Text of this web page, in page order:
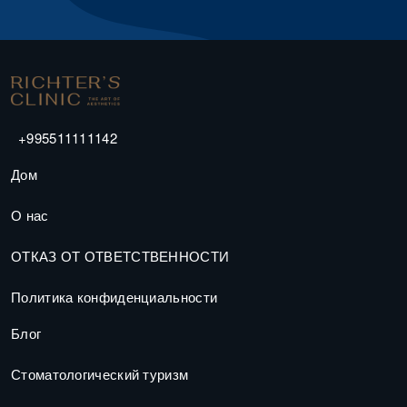
+995511111142
Дом
О нас
ОТКАЗ ОТ ОТВЕТСТВЕННОСТИ
Политика конфиденциальности
Блог
Стоматологический туризм